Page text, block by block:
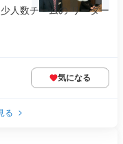
人数チームの リーダー
気になる
る